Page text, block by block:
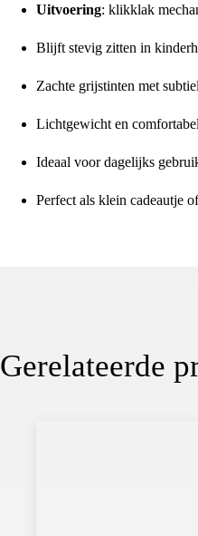
Uitvoering: klikklak
Blijft stevig zitten in
Zachte grijstinten met
Lichtgewicht en comfortabel
Ideaal voor dagelijks
Perfect als klein cadeautje
Gerelateerde